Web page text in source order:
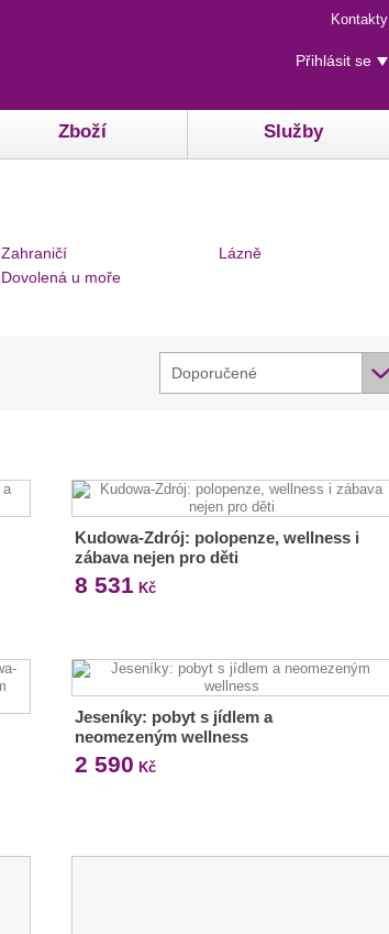
Menu
rychlého
přístupu
Kontakty
Uživatelské
menu
Přihlásit se
Zboží Služby
Zahraničí
Dovolená u moře
Lázně
Doporučené
Kudowa-Zdrój: polopenze, wellness i
zábava nejen pro děti
8 531 Kč
Jeseníky: pobyt s jídlem a
neomezeným wellness
2 590 Kč